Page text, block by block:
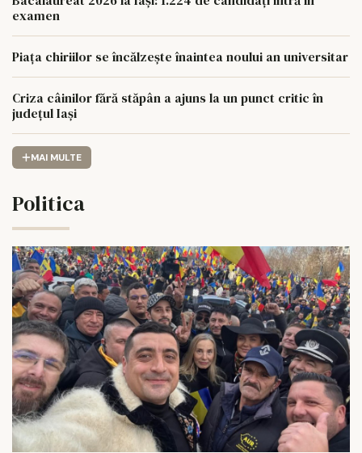
examen
Piața chiriilor se încălzește înaintea noului an universitar
Criza câinilor fără stăpân a ajuns la un punct critic în
județul Iași
MAI MULTE
Politica